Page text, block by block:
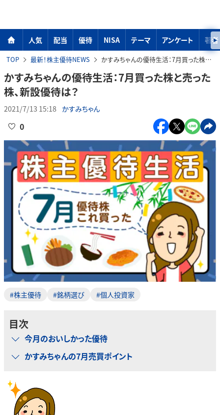
人気 配当 優待 NISA テーマ アンケート 著者
TOP 最新！株主優待NEWS かすみちゃんの優待生活：7月買った株と売った株、新設優待は？
かすみちゃんの優待生活：7月買った株と売った
株、新設優待は？
2021/7/13 15:18 かすみちゃん
0
#株主優待 #銘柄選び #個人投資家
目次
今月のおいしかった優待
かすみちゃんの7月売買ポイント